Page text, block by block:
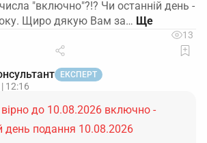
"включно"?!? Чи останній день -
Щиро дякую Вам за…
13
ЕКСПЕРТ
12:16
вірно до 10.08.2026 включно -
день подання 10.08.2026